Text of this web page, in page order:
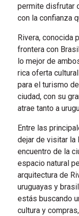
permite disfrutar
con la confianza
Rivera, conocida
frontera con
lo mejor de
rica oferta
para el turismo
ciudad, con su
atrae tanto a
Entre las
dejar de visitar la
encuentro de la
espacio natural
arquitectura de
uruguayas y
estás buscando
cultura y